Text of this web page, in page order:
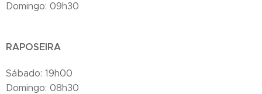
Domingo: 09h30
RAPOSEIRA
Sábado: 19h00
Domingo: 08h30